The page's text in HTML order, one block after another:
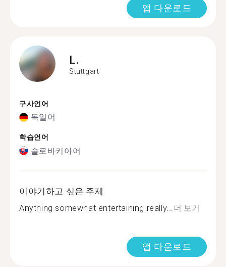
앱 다운로드
L.
Stuttgart
구사언어
독일어
학습언어
슬로바키아어
이야기하고 싶은 주제
Anything somewhat entertaining really... 더 보기
앱 다운로드